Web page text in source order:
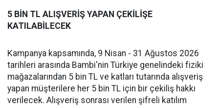
5 BİN TL ALIŞVERİŞ YAPAN ÇEKİLİŞE
KATILABİLECEK
Kampanya kapsamında, 9 Nisan - 31 Ağustos 2026
tarihleri arasında Bambi'nin Türkiye genelindeki fiziki
mağazalarından 5 bin TL ve katları tutarında alışveriş
yapan müşterilere her 5 bin TL için bir çekiliş hakkı
verilecek. Alışveriş sonrası verilen şifreli katılım